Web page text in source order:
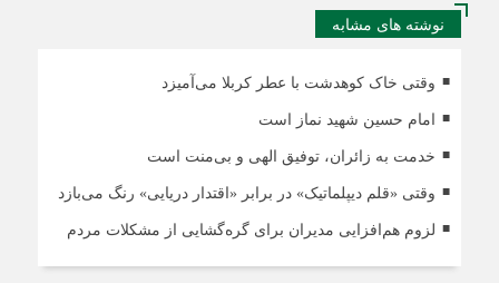
نوشته های مشابه
وقتی خاک کوهدشت با عطر کربلا می‌آمیزد
امام حسین شهید نماز است
خدمت به زائران، توفیق الهی و بی‌منت است
وقتی «قلم دیپلماتیک» در برابر «اقتدار دریایی» رنگ می‌بازد
لزوم هم‌افزایی مدیران برای گره‌گشایی از مشکلات مردم